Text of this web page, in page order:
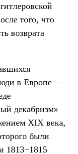
того, что
возврата
в Европе —
декабризм»
XIX века,
были
1813−1815